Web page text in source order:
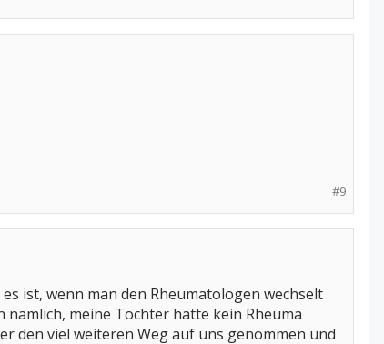
#9
ist, wenn man den Rheumatologen wechselt
meine Tochter hätte kein Rheuma
den viel weiteren Weg auf uns genommen und